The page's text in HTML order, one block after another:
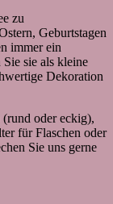
zu
Geburtstagen
immer ein
Sie sie als kleine
Dekoration
oder eckig),
für Flaschen oder
Sie uns gerne